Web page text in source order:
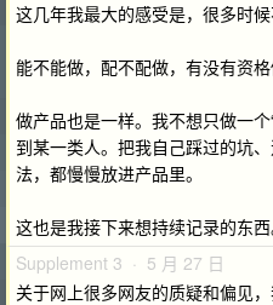
这几年我最大的感受是，很多时候
能不能做，配不配做，有没有资格
做产品也是一样。我不想只做一
到某一类人。把我自己踩过的坑
法，都慢慢放进产品里。
这也是我接下来想持续记录的东西
Supplement 3 · 5 月 27 日
关于网上很多网友的质疑和偏见